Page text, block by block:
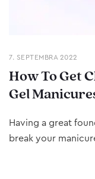
7. SEPTEMBRA 2022
How To Get
Gel
Having a great
break your